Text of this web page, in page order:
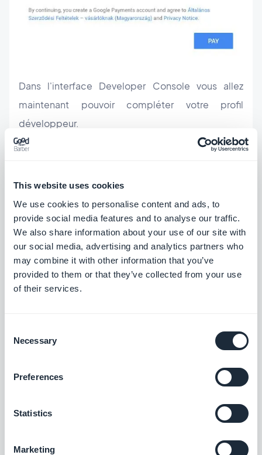
This website uses cookies
We use cookies to personalise content and ads, to
provide social media features and to analyse our traffic.
We also share information about your use of our site with
our social media, advertising and analytics partners who
may combine it with other information that you’ve
provided to them or that they’ve collected from your use
of their services.
Selection
Necessary
Preferences
Statistics
Marketing
Dans l'interface Developer Console vous allez
maintenant pouvoir compléter votre profil
développeur.
sur le profil de votre application dans le Play Store.
C'est une information obligatoire, au même titre
qu'une adresse email et un numéro de téléphone.
Une fois les informations renseignées, cliquez sur
"Finaliser l'inscription
Votre compte développeurs est maintenant créé.
Pour savoir comment soumettre votre application,